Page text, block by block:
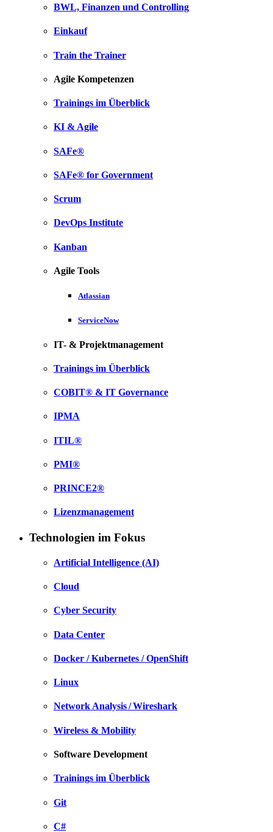
BWL, Finanzen und Controlling
Einkauf
Train the Trainer
Agile Kompetenzen
Trainings im Überblick
KI & Agile
SAFe®
SAFe® for Government
Scrum
DevOps Institute
Kanban
Agile Tools
Atlassian
ServiceNow
IT- & Projektmanagement
Trainings im Überblick
COBIT® & IT Governance
IPMA
ITIL®
PMI®
PRINCE2®
Lizenzmanagement
Technologien im Fokus
Artificial Intelligence (AI)
Cloud
Cyber Security
Data Center
Docker / Kubernetes / OpenShift
Linux
Network Analysis / Wireshark
Wireless & Mobility
Software Development
Trainings im Überblick
Git
C#